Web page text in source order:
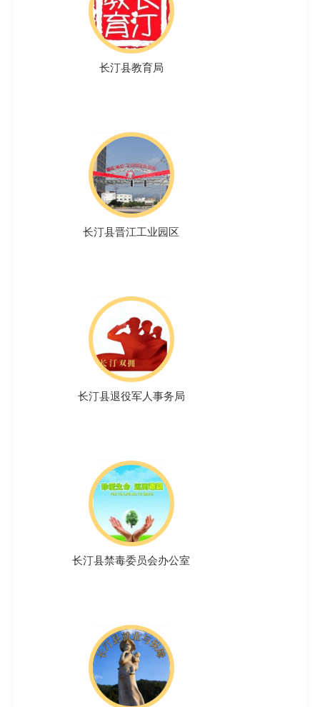
长汀县教育局
长汀县晋江工业园区
长汀县退役军人事务局
长汀县禁毒委员会办公室